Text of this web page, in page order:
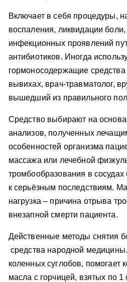
Включает в себя процедуры,
воспаления, ликвидации боли,
инфекционных проявлений
антибиотиков. Иногда
гормоносодержащие
вывихах, врач-травматолог,
вышедший из правильного
Средство выбирают на
анализов, полученных
особенностей организма
массажа или лечебной
тромбообразования в сосудах
к серьёзным последствиям.
нагрузка – причина отрыва
внезапной смерти пациента.
Действенные методы снятия
средства народной
коленных суглобов, помогает
масла с горчицей, взятых по 1